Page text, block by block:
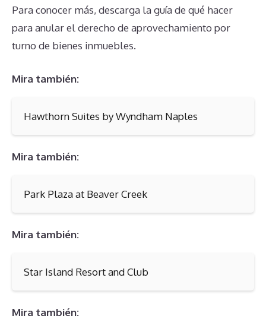
Para conocer más, descarga la guía de qué hacer
para anular el derecho de aprovechamiento por
turno de bienes inmuebles.
Mira también:
Hawthorn Suites by Wyndham Naples
Mira también:
Park Plaza at Beaver Creek
Mira también:
Star Island Resort and Club
Mira también: